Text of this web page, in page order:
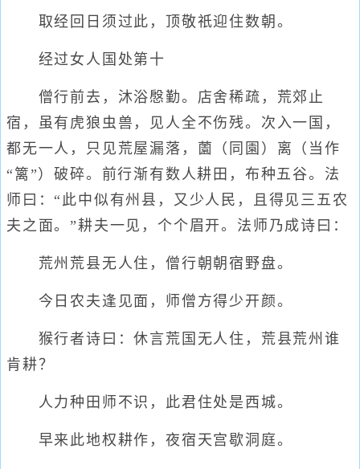
取经回日须过此，顶敬祇迎住数朝。
经过女人国处第十
僧行前去，沐浴慇勤。店舍稀疏，荒郊止
宿，虽有虎狼虫兽，见人全不伤残。次入一国，
都无一人，只见荒屋漏落，薗（同園）离（当作
“篱”）破碎。前行渐有数人耕田，布种五谷。法
师曰：“此中似有州县，又少人民，且得见三五农
夫之面。”耕夫一见，个个眉开。法师乃成诗曰：
荒州荒县无人住，僧行朝朝宿野盘。
今日农夫逢见面，师僧方得少开颜。
猴行者诗曰：休言荒国无人住，荒县荒州谁
肯耕？
人力种田师不识，此君住处是西城。
早来此地权耕作，夜宿天宫歇洞庭。